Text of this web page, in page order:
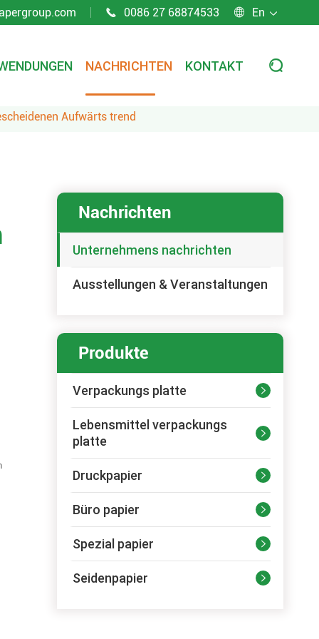
 0086 27 68874533  En 
NACHRICHTEN KONTAKT 
Aufwärts trend
Nachrichten
Unternehmens nachrichten
Ausstellungen & Veranstaltungen
Produkte
Verpackungs platte 
Lebensmittel verpackungs
platte

Druckpapier 
Büro papier 
Spezial papier 
Seidenpapier 